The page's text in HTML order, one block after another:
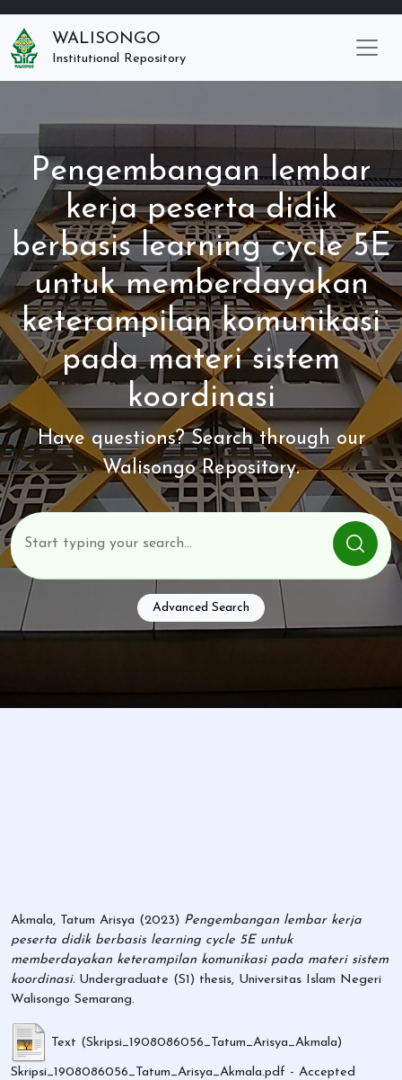
WALISONGO
Institutional Repository
Pengembangan lembar
kerja peserta didik
berbasis learning cycle 5E
untuk memberdayakan
keterampilan komunikasi
pada materi sistem
koordinasi
Have questions? Search through our
Walisongo Repository.
Advanced Search
Akmala, Tatum Arisya (2023) Pengembangan lembar kerja
peserta didik berbasis learning cycle 5E untuk
memberdayakan keterampilan komunikasi pada materi sistem
koordinasi. Undergraduate (S1) thesis, Universitas Islam Negeri
Walisongo Semarang.
Text (Skripsi_1908086056_Tatum_Arisya_Akmala)
Skripsi_1908086056_Tatum_Arisya_Akmala.pdf - Accepted